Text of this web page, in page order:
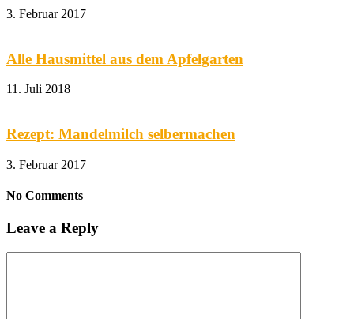
3. Februar 2017
Alle Hausmittel aus dem Apfelgarten
11. Juli 2018
Rezept: Mandelmilch selbermachen
3. Februar 2017
No Comments
Leave a Reply